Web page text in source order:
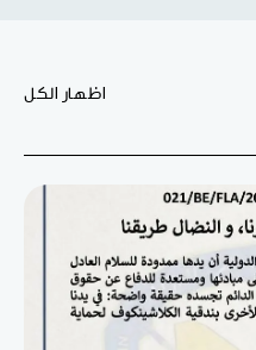
اظهار الكل